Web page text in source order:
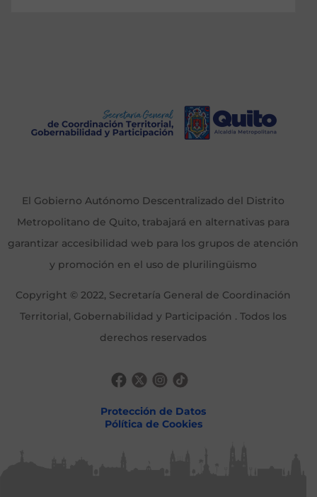
El Gobierno Autónomo Descentralizado del Distrito
Metropolitano de Quito, trabajará en alternativas para
garantizar accesibilidad web para los grupos de atención
y promoción en el uso de plurilingüismo
Copyright © 2022, Secretaría General de Coordinación
Territorial, Gobernabilidad y Participación . Todos los
derechos reservados
Protección de Datos
Pólítica de Cookies